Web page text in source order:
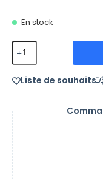
En stock
Liste de souhaits